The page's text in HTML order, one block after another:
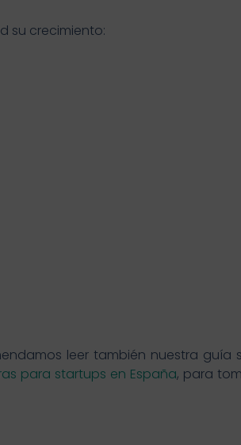
su crecimiento:
leer también nuestra guía
para startups en España, para